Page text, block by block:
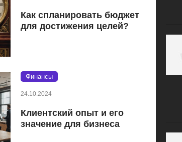
Как спланировать бюджет
для достижения целей?
Финансы
24.10.2024
Клиентский опыт и его
значение для бизнеса